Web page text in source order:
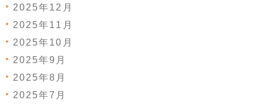
2025年12月
2025年11月
2025年10月
2025年9月
2025年8月
2025年7月